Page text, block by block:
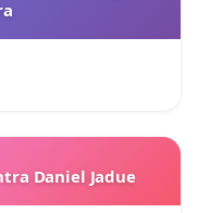
Daniel Jadue